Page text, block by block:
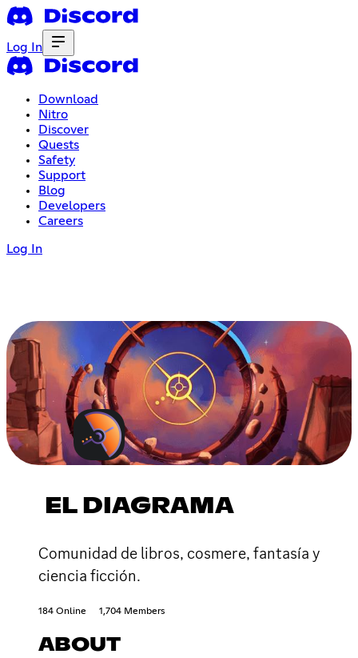
Log In
Download
Nitro
Discover
Quests
Safety
Support
Blog
Developers
Careers
Log In
EL DIAGRAMA
Comunidad de libros, cosmere, fantasía y
ciencia ficción.
184 Online 1,704 Members
ABOUT